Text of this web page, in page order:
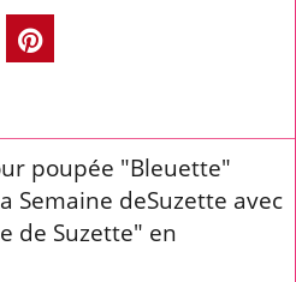
poupée "Bleuette"
Semaine deSuzette avec
de Suzette" en